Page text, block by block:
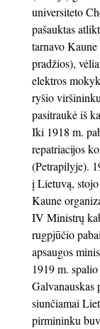
universiteto
pašauktas
tarnavo
pradžios),
elektros
ryšio
pasitraukė iš
Iki 1918 m.
repatriacijos
(Petrapilyje).
į Lietuvą,
Kaune
IV Ministrų
rugpjūčio
apsaugos
1919 m.
Galvanauskas
siunčiamai
pirmininku